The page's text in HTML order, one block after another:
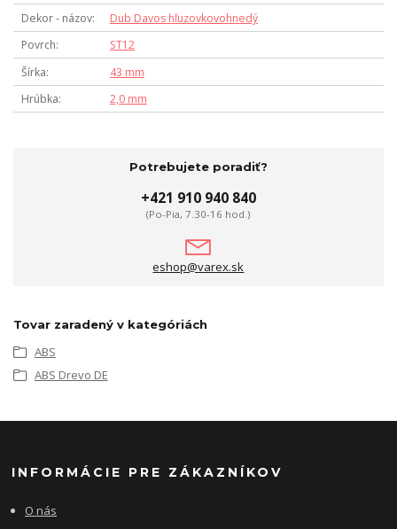
Dekor - názov
Dub Davos hľuzovkovohnedý
Povrch
ST12
Šírka
43 mm
Hrúbka
2,0 mm
Potrebujete poradiť?
+421 910 940 840
(Po-Pia, 7.30-16 hod.)
eshop@varex.sk
Tovar zaradený v kategóriách
ABS
ABS Drevo DE
INFORMÁCIE PRE ZÁKAZNÍKOV
O nás